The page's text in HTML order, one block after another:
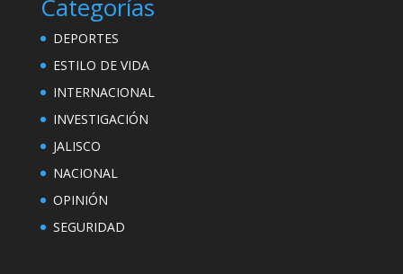
Categorías
DEPORTES
ESTILO DE VIDA
INTERNACIONAL
INVESTIGACIÓN
JALISCO
NACIONAL
OPINIÓN
SEGURIDAD